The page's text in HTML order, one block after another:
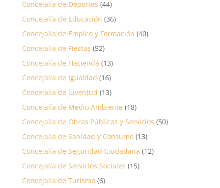
Concejalía de Deportes (44)
Concejalía de Educación (36)
Concejalía de Empleo y Formación (40)
Concejalía de Fiestas (52)
Concejalía de Hacienda (13)
Concejalía de Igualdad (16)
Concejalía de Juventud (13)
Concejalía de Medio Ambiente (18)
Concejalía de Obras Públicas y Servicios (50)
Concejalía de Sanidad y Consumo(13)
Concejalía de Seguridad Ciudadana (12)
Concejalía de Servicios Sociales (15)
Concejalía de Turismo(6)